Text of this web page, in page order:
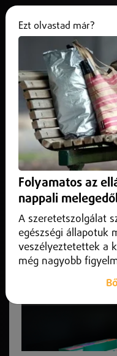
Változások
működésében
2026. július 07.Belföld
Változások jöhetnek a
indított a
Ezt olvastad már?
Folyamatos az
nappali
A szeretetszolgálat
egészségi állapotuk
veszélyeztetettek a
még nagyobb